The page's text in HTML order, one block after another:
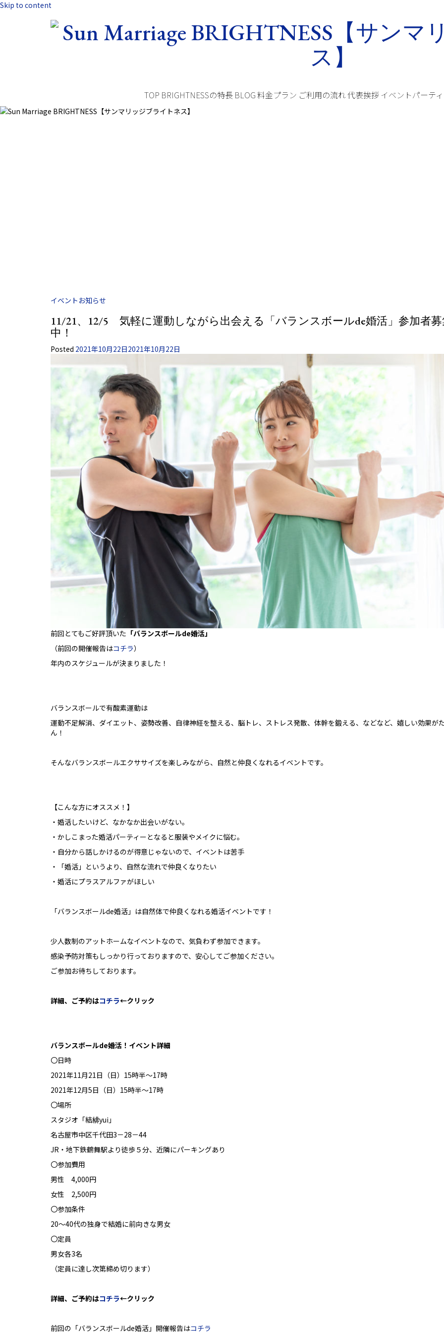
Skip to content
TOP BRIGHTNESSの特長 BLOG料金プラン ご利用の流れ代表挨拶 イベントパーティ
イベント お知らせ
11/21、12/5 気軽に運動しながら出会える「バランスボールde婚活」参加者
中！
Posted 2021年10月22日2021年10月22日
前回とてもご好評頂いた 「バランスボールde婚活」
（前回の開催報告はコチラ）
年内のスケジュールが決まりました！
バランスボールで有酸素運動は
運動不足解消、ダイエット、姿勢改善、自律神経を整える、脳トレ、ストレス発散、体幹を鍛える、などなど、嬉しい効果が
ん！
そんなバランスボールエクササイズを楽しみながら、自然と仲良くなれるイベントです。
【こんな方にオススメ！】
・婚活したいけど、なかなか出会いがない。
・かしこまった婚活パーティーとなると服装やメイクに悩む。
・自分から話しかけるのが得意じゃないので、イベントは苦手
・「婚活」というより、自然な流れで仲良くなりたい
・婚活にプラスアルファがほしい
「バランスボールde婚活」は自然体で仲良くなれる婚活イベントです！
少人数制のアットホームなイベントなので、気負わず参加できます。
感染予防対策もしっかり行っておりますので、安心してご参加ください。
ご参加お待ちしております。
詳細、ご予約はコチラ←クリック
バランスボールde婚活！イベント詳細
〇日時
2021年11月21日（日）15時半～17時
2021年12月5日（日）15時半～17時
〇場所
スタジオ「結緋yui」
名古屋市中区千代田3－28－44
JR・地下鉄鶴舞駅より徒歩５分、近隣にパーキングあり
〇参加費用
男性 4,000円
女性 2,500円
〇参加条件
20～40代の独身で結婚に前向きな男女
〇定員
男女各3名
（定員に達し次第締め切ります）
詳細、ご予約はコチラ←クリック
前回の「バランスボールde婚活」開催報告はコチラ